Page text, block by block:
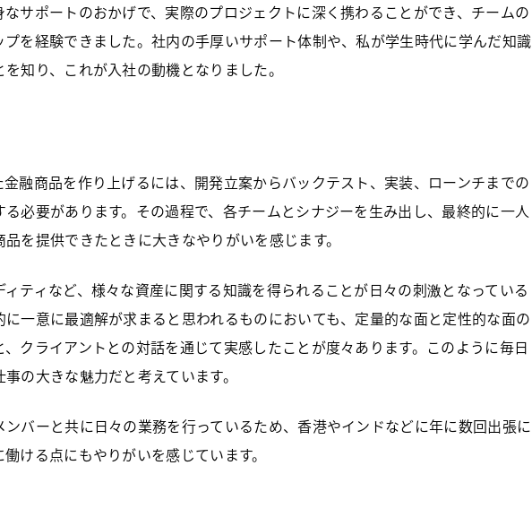
サポートのおかげで、実際のプロジェクトに深く携わることができ、チームの
を経験できました。社内の手厚いサポート体制や、私が学生時代に学んだ知識
知り、これが入社の動機となりました。
融商品を作り上げるには、開発立案からバックテスト、実装、ローンチまでの
必要があります。その過程で、各チームとシナジーを生み出し、最終的に一人
を提供できたときに大きなやりがいを感じます。
ティなど、様々な資産に関する知識を得られることが日々の刺激となっている
一意に最適解が求まると思われるものにおいても、定量的な面と定性的な面の
クライアントとの対話を通じて実感したことが度々あります。このように毎日
の大きな魅力だと考えています。
バーと共に日々の業務を行っているため、香港やインドなどに年に数回出張に
ける点にもやりがいを感じています。